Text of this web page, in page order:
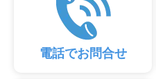
電話でお問合せ